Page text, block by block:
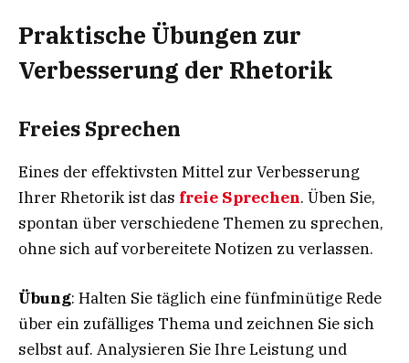
Praktische Übungen zur
Verbesserung der Rhetorik
Freies Sprechen
Eines der effektivsten Mittel zur Verbesserung
Ihrer Rhetorik ist das freie Sprechen. Üben Sie,
spontan über verschiedene Themen zu sprechen,
ohne sich auf vorbereitete Notizen zu verlassen.
Übung: Halten Sie täglich eine fünfminütige Rede
über ein zufälliges Thema und zeichnen Sie sich
selbst auf. Analysieren Sie Ihre Leistung und